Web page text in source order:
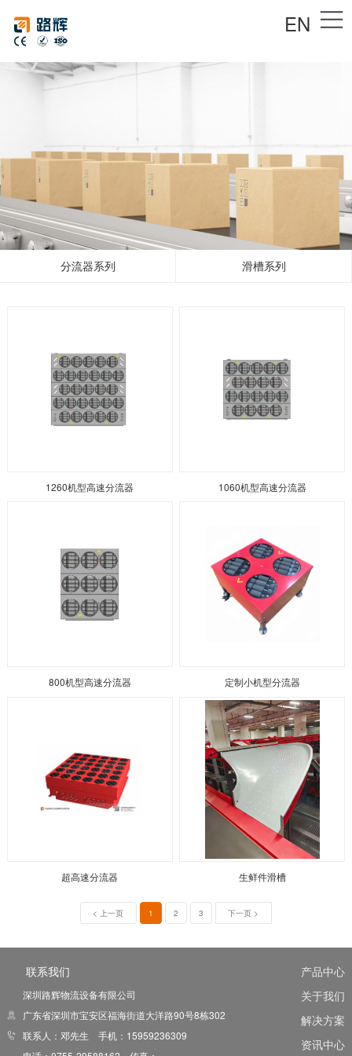
EN
分流器系列 滑槽系列
1260机型高速分流器 1060机型高速分流器
800机型高速分流器 定制小机型分流器
超高速分流器 生鲜件滑槽
< 上一页 1 2 3 下一页 >
联系我们
深圳路辉物流设备有限公司
广东省深圳市宝安区福海街道大洋路90号8栋302
联系人：邓先生 手机：15959236309
产品中心
关于我们
解决方案
资讯中心